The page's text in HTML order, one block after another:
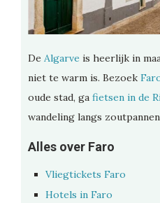
De Algarve is heerlijk in
niet te warm is. Bezoek
oude stad, ga fietsen in de
wandeling langs
Alles over Faro
Vliegtickets Faro
Hotels in Faro